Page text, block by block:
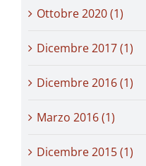
Ottobre 2020 (1)
Dicembre 2017 (1)
Dicembre 2016 (1)
Marzo 2016 (1)
Dicembre 2015 (1)